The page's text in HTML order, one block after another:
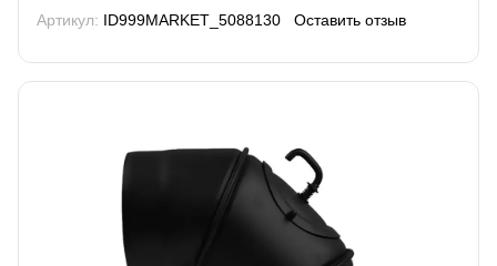
Артикул: ID999MARKET_5088130 Оставить отзыв